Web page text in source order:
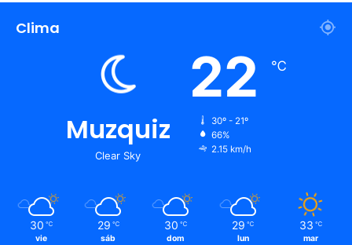
Clima
Muzquiz
Clear Sky
22 ℃
30º - 21º
66%
2.15 km/h
30 ℃
vie
29 ℃
sáb
30 ℃
dom
29 ℃
lun
33 ℃
mar